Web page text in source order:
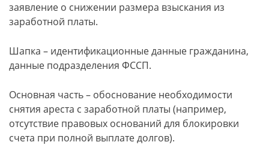
заявление о снижении размера взыскания из
заработной платы.
Шапка – идентификационные данные гражданина,
данные подразделения ФССП.
Основная часть – обоснование необходимости
снятия ареста с заработной платы (например,
отсутствие правовых оснований для блокировки
счета при полной выплате долгов).